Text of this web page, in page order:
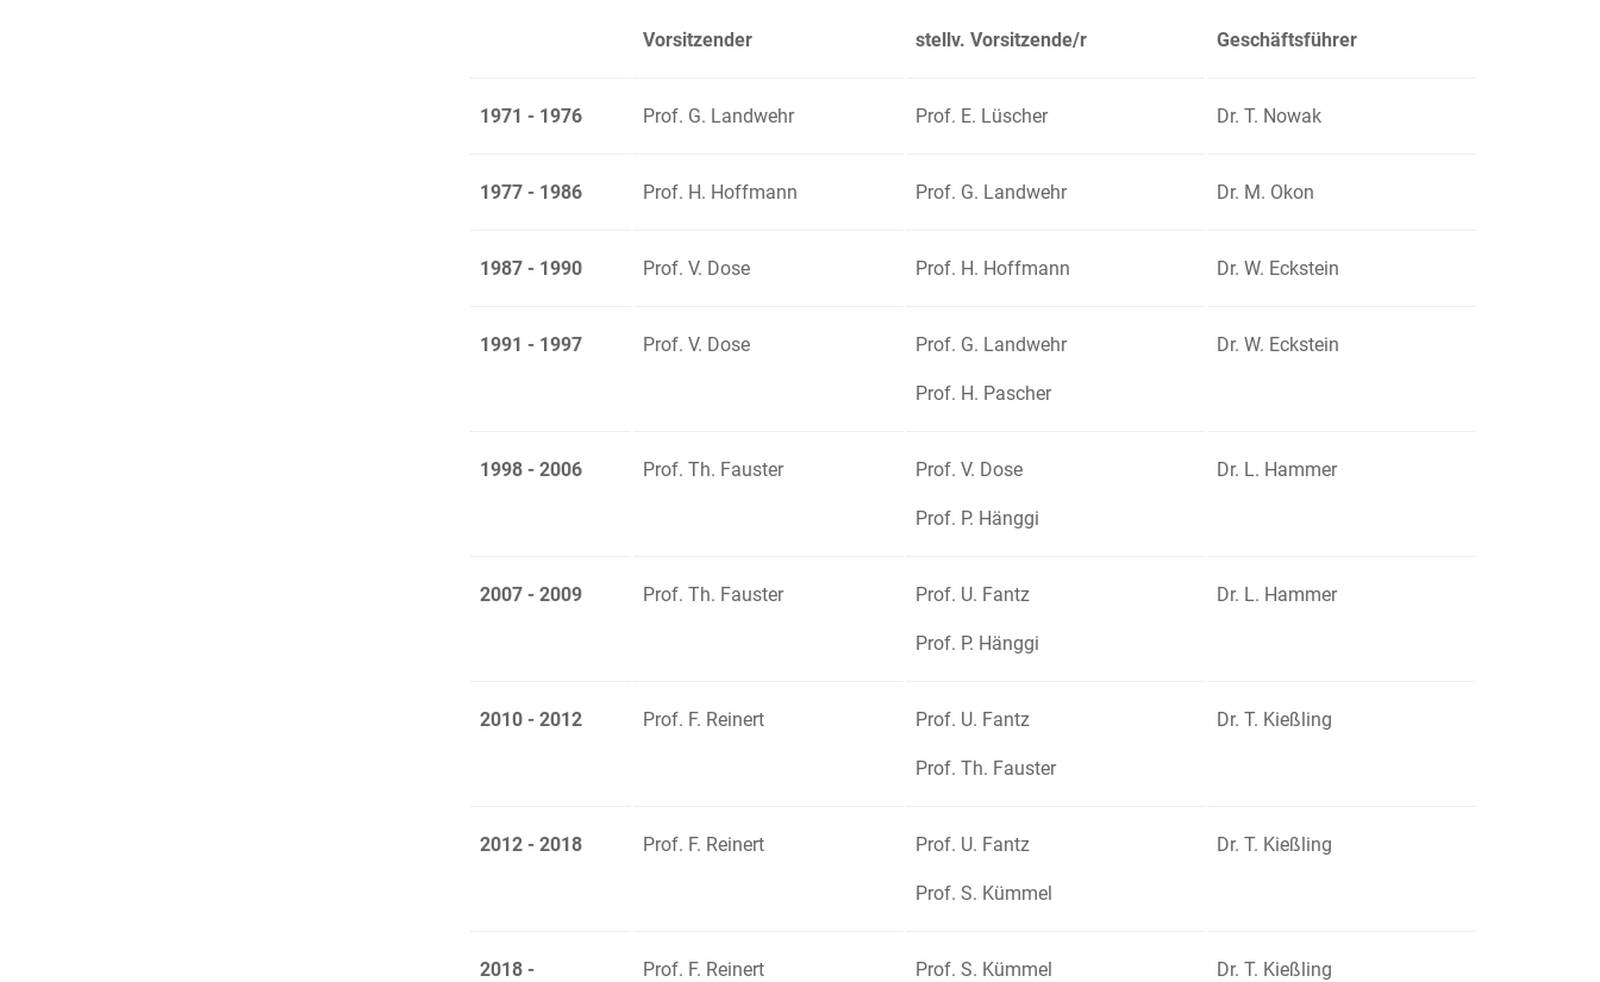
Vorsitzender stellv. Vorsitzende/r Geschäftsführer
1971 - 1976 Prof. G. Landwehr Prof. E. Lüscher Dr. T. Nowak
1977 - 1986 Prof. H. Hoffmann Prof. G. Landwehr Dr. M. Okon
1987 - 1990 Prof. V. Dose Prof. H. Hoffmann Dr. W. Eckstein
1991 - 1997 Prof. V. Dose Prof. G. Landwehr
Prof. H. Pascher
Dr. W. Eckstein
1998 - 2006 Prof. Th. Fauster Prof. V. Dose
Prof. P. Hänggi
Dr. L. Hammer
2007 - 2009 Prof. Th. Fauster Prof. U. Fantz
Prof. P. Hänggi
Dr. L. Hammer
2010 - 2012 Prof. F. Reinert Prof. U. Fantz
Prof. Th. Fauster
Dr. T. Kießling
2012 - 2018 Prof. F. Reinert Prof. U. Fantz
Prof. S. Kümmel
Dr. T. Kießling
2018 - Prof. F. Reinert Prof. S. Kümmel Dr. T. Kießling